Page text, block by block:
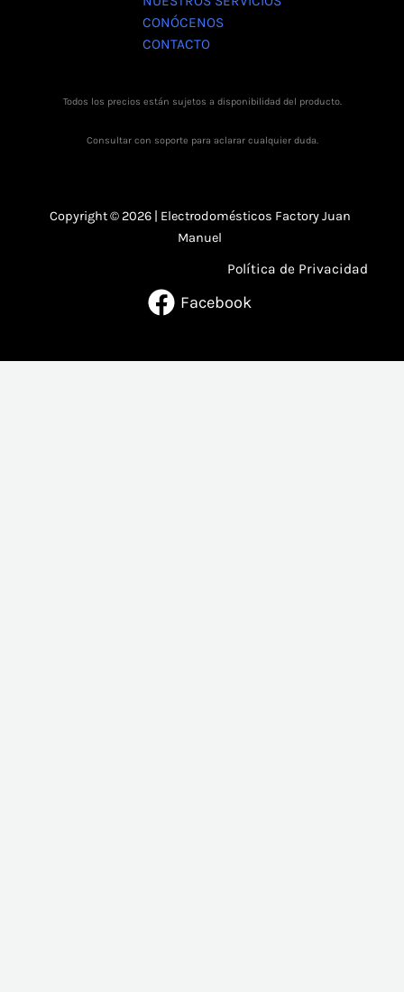
CONÓCENOS
CONTACTO
Todos los precios están sujetos a disponibilidad del producto.
Consultar con soporte para aclarar cualquier duda.
Copyright © 2026 | Electrodomésticos Factory Juan
Manuel
Política de Privacidad
Facebook